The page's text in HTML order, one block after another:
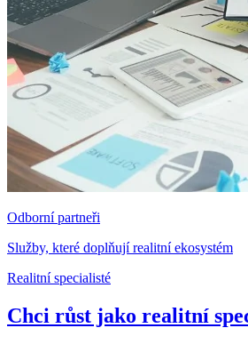
Odborní partneři
Služby, které doplňují realitní ekosystém
Realitní specialisté
Chci růst jako realitní